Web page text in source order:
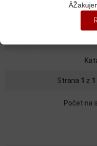
Strana 1 z 1
Počet na